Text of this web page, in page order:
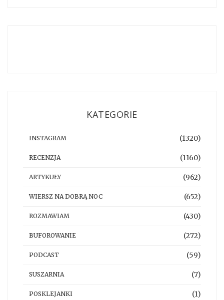
KATEGORIE
INSTAGRAM (1320)
RECENZJA (1160)
ARTYKUŁY (962)
WIERSZ NA DOBRĄ NOC (652)
ROZMAWIAM (430)
BUFOROWANIE (272)
PODCAST (59)
SUSZARNIA (7)
POSKLEJANKI (1)